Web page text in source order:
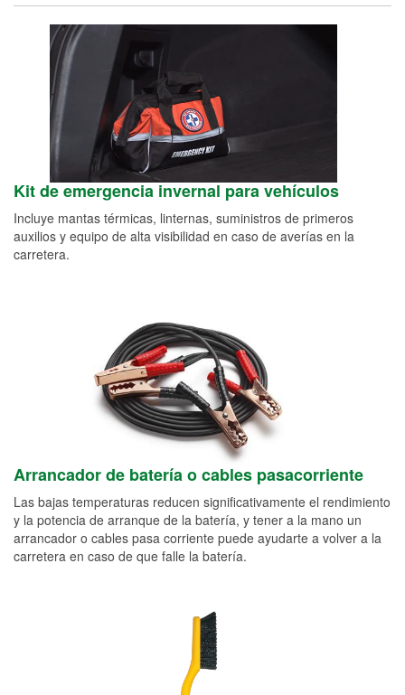
Kit de emergencia invernal para vehículos
Incluye mantas térmicas, linternas, suministros de primeros
auxilios y equipo de alta visibilidad en caso de averías en la
carretera.
Arrancador de batería o cables pasacorriente
Las bajas temperaturas reducen significativamente el rendimiento
y la potencia de arranque de la batería, y tener a la mano un
arrancador o cables pasa corriente puede ayudarte a volver a la
carretera en caso de que falle la batería.